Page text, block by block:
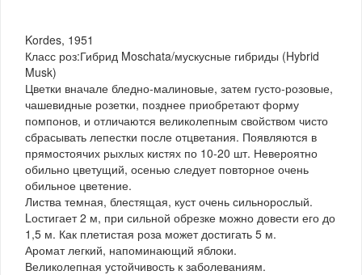
Kordes, 1951
Класс роз:Гибрид Moschata/мускусные гибриды (Hybrid
Musk)
Цветки вначале бледно-малиновые, затем густо-розовые,
чашевидные розетки, позднее приобретают форму
помпонов, и отличаются великолепным свойством чисто
сбрасывать лепестки после отцветания. Появляются в
прямостоячих рыхлых кистях по 10-20 шт. Невероятно
обильно цветущий, осенью следует повторное очень
обильное цветение.
Листва темная, блестящая, куст очень сильнорослый.
Lостигает 2 м, при сильной обрезке можно довести его до
1,5 м. Как плетистая роза может достигать 5 м.
Аромат легкий, напоминающий яблоки.
Великолепная устойчивость к заболеваниям.